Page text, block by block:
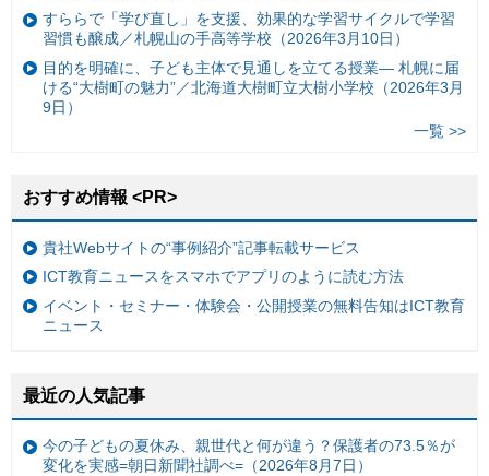
すららで「学び直し」を支援、効果的な学習サイクルで学習
習慣も醸成／札幌山の手高等学校（2026年3月10日）
目的を明確に、子ども主体で見通しを立てる授業— 札幌に届
ける“大樹町の魅力”／北海道大樹町立大樹小学校（2026年3月
9日）
一覧 >>
おすすめ情報 <PR>
貴社Webサイトの“事例紹介”記事転載サービス
ICT教育ニュースをスマホでアプリのように読む方法
イベント・セミナー・体験会・公開授業の無料告知はICT教育
ニュース
最近の人気記事
今の子どもの夏休み、親世代と何が違う？保護者の73.5％が
変化を実感=朝日新聞社調べ=（2026年8月7日）